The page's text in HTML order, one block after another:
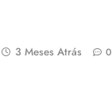
3 Meses Atrás 0